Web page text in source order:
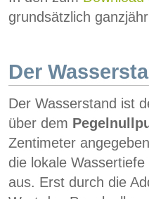
grundsätzlich
Der
Der Wasserstand ist
über dem
Zentimeter
die lokale
aus. Erst durch die